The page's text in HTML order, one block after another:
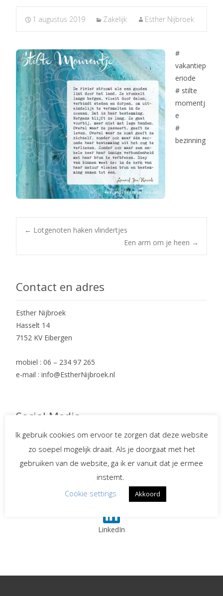
1 augustus 2019 Zakelijk Esther Nijbroek
#
vakantiep
eriode
# stilte
momentj
e
#
bezinning
Post
← Lotgenoten haken vlindertjes
Een arm om je heen →
Contact en adres
Esther Nijbroek
Hasselt 14
7152 KV Eibergen
mobiel : 06 – 234 97 265
e-mail : info@EstherNijbroek.nl
Social Media
Spreekster bij uitvaarten
Begeleiding bij
verlies en rouw
LinkedIn
Ik gebruik cookies om ervoor te zorgen dat deze website
zo soepel mogelijk draait. Als je doorgaat met het
gebruiken van de website, ga ik er vanuit dat je ermee
instemt.
Cookie settings
Akkoord